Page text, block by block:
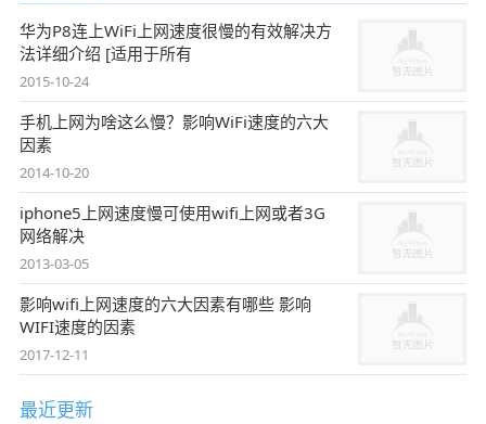
华为P8连上WiFi上网速度很慢的有效解决方
法详细介绍 [适用于所有
2015-10-24
手机上网为啥这么慢？影响WiFi速度的六大
因素
2014-10-20
iphone5上网速度慢可使用wifi上网或者3G
网络解决
2013-03-05
影响wifi上网速度的六大因素有哪些 影响
WIFI速度的因素
2017-12-11
最近更新